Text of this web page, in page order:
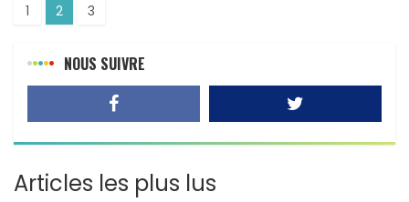
1 2 3
NOUS SUIVRE
Articles les plus lus